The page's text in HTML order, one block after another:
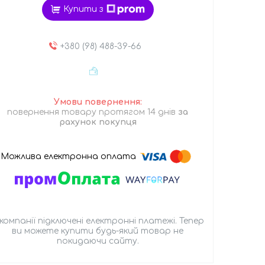
Купити з
+380 (98) 488-39-66
повернення товару протягом 14 днів за
рахунок покупця
підключені електронні платежі. Тепер
ви можете купити будь-який товар не
покидаючи сайту.